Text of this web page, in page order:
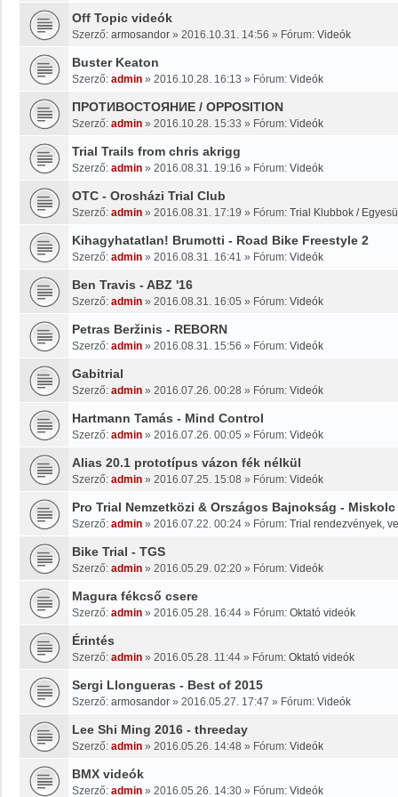
Off Topic videók
Szerző: armosandor » 2016.10.31. 14:56 » Fórum: Videók
Buster Keaton
Szerző: admin » 2016.10.28. 16:13 » Fórum: Videók
ПРОТИВОСТОЯНИЕ / OPPOSITION
Szerző: admin » 2016.10.28. 15:33 » Fórum: Videók
Trial Trails from chris akrigg
Szerző: admin » 2016.08.31. 19:16 » Fórum: Videók
OTC - Orosházi Trial Club
Szerző: admin » 2016.08.31. 17:19 » Fórum: Trial Klubbok /
Kihagyhatatlan! Brumotti - Road Bike Freestyle 2
Szerző: admin » 2016.08.31. 16:41 » Fórum: Videók
Ben Travis - ABZ '16
Szerző: admin » 2016.08.31. 16:05 » Fórum: Videók
Petras Beržinis - REBORN
Szerző: admin » 2016.08.31. 15:56 » Fórum: Videók
Gabitrial
Szerző: admin » 2016.07.26. 00:28 » Fórum: Videók
Hartmann Tamás - Mind Control
Szerző: admin » 2016.07.26. 00:05 » Fórum: Videók
Alias 20.1 prototípus vázon fék nélkül
Szerző: admin » 2016.07.25. 15:08 » Fórum: Videók
Pro Trial Nemzetközi & Országos Bajnokság - Miskolc
Szerző: admin » 2016.07.22. 00:24 » Fórum: Trial rendezvények,
Bike Trial - TGS
Szerző: admin » 2016.05.29. 02:20 » Fórum: Videók
Magura fékcső csere
Szerző: admin » 2016.05.28. 16:44 » Fórum: Oktató videók
Érintés
Szerző: admin » 2016.05.28. 11:44 » Fórum: Oktató videók
Sergi Llongueras - Best of 2015
Szerző: armosandor » 2016.05.27. 17:47 » Fórum: Videók
Lee Shi Ming 2016 - threeday
Szerző: admin » 2016.05.26. 14:48 » Fórum: Videók
BMX videók
Szerző: admin » 2016.05.26. 14:30 » Fórum: Videók